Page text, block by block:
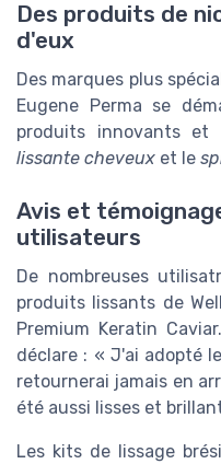
Des produits de
d'eux
Des marques plus
Eugene Perma se
produits innovants
lissante cheveux et le
Avis et
utilisateurs
De nombreuses
produits lissants de
Premium Keratin
déclare : « J'ai adopté
retournerai jamais en
été aussi lisses et
Les kits de lissage